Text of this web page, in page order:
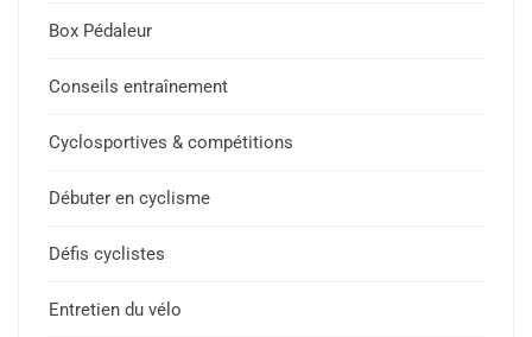
Box Pédaleur
Conseils entraînement
Cyclosportives & compétitions
Débuter en cyclisme
Défis cyclistes
Entretien du vélo